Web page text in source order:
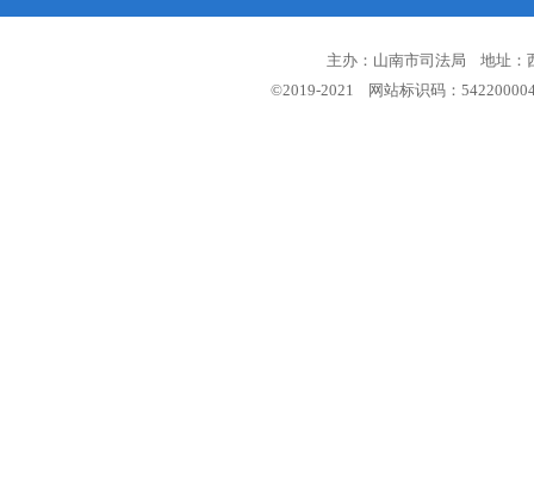
主办：山南市司法局 地址：
©2019-2021 网站标识码：